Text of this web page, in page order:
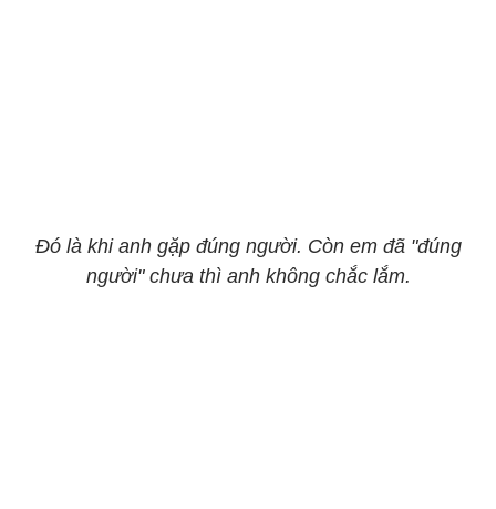
Đó là khi anh gặp đúng người. Còn em đã "đúng
người" chưa thì anh không chắc lắm.